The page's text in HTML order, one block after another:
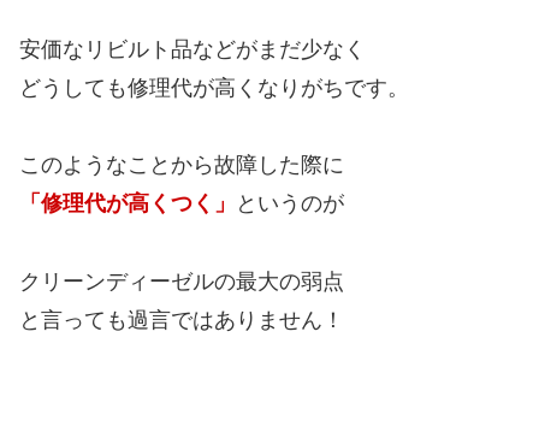
安価なリビルト品などがまだ少なく
どうしても修理代が高くなりがちです。
このようなことから故障した際に
「修理代が高くつく」
というのが
クリーンディーゼルの最大の弱点
と言っても過言ではありません！